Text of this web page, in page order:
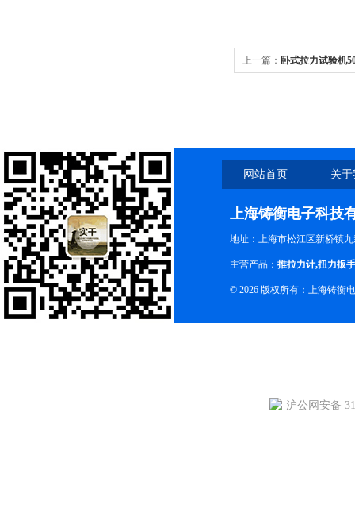
上一篇： 卧式拉力试验机
网站首页 关
上海铸衡电子科技
地址：上海市松江区新桥镇
主营产品： 推拉力计,扭力扳手
© 2026 版权所有：上海铸衡
沪公网安备